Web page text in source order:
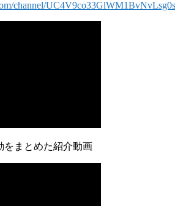
channel/
をまとめた紹介動画